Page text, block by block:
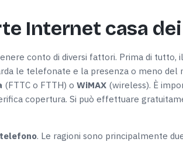
Internet casa
conto di diversi fattori. Prima di tutto, il
le telefonate e la presenza o meno
(FTTC o FTTH) o WiMAX (wireless). È
copertura. Si può effettuare
. Le ragioni sono principalmente